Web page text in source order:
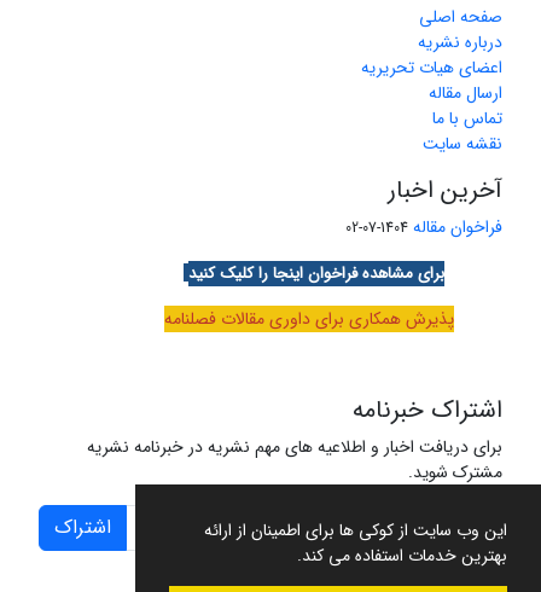
این وب سایت از کوکی ها برای اطمینان از ارائه
بهترین خدمات استفاده می کند.
صفحه اصلی
درباره نشریه
اعضای هیات تحریریه
ارسال مقاله
تماس با ما
نقشه سایت
آخرین اخبار
فراخوان مقاله 1404-07-02
برای مشاهده فراخوان اینجا را کلیک کنید
پذیرش همکاری برای داوری مقالات فصلنامه
اشتراک خبرنامه
برای دریافت اخبار و اطلاعیه های مهم نشریه در خبرنامه نشریه
مشترک شوید.
اشتراک